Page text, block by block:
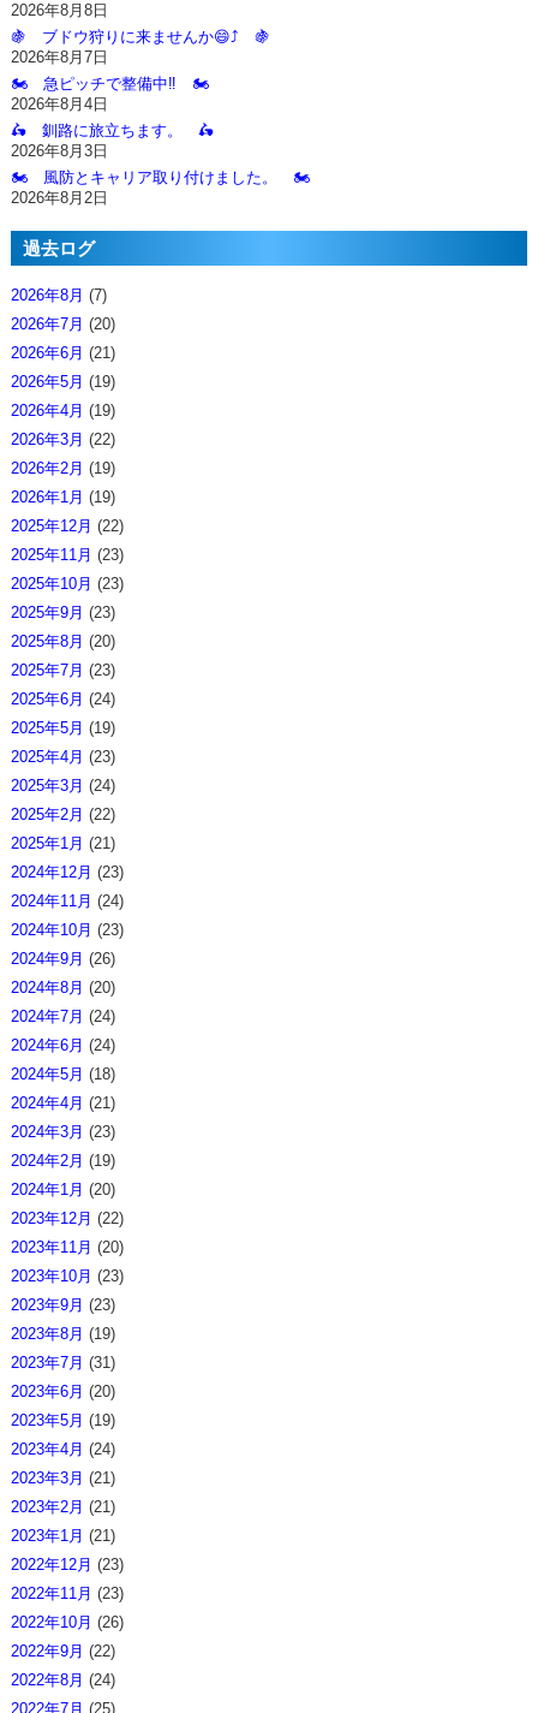
2026年8月8日
🍇 ブドウ狩りに来ませんか😄⤴️ 🍇
2026年8月7日
🏍️ 急ピッチで整備中‼️ 🏍️
2026年8月4日
🛵 釧路に旅立ちます。 🛵
2026年8月3日
🏍️ 風防とキャリア取り付けました。 🏍️
2026年8月2日
過去ログ
2026年8月 (7)
2026年7月 (20)
2026年6月 (21)
2026年5月 (19)
2026年4月 (19)
2026年3月 (22)
2026年2月 (19)
2026年1月 (19)
2025年12月 (22)
2025年11月 (23)
2025年10月 (23)
2025年9月 (23)
2025年8月 (20)
2025年7月 (23)
2025年6月 (24)
2025年5月 (19)
2025年4月 (23)
2025年3月 (24)
2025年2月 (22)
2025年1月 (21)
2024年12月 (23)
2024年11月 (24)
2024年10月 (23)
2024年9月 (26)
2024年8月 (20)
2024年7月 (24)
2024年6月 (24)
2024年5月 (18)
2024年4月 (21)
2024年3月 (23)
2024年2月 (19)
2024年1月 (20)
2023年12月 (22)
2023年11月 (20)
2023年10月 (23)
2023年9月 (23)
2023年8月 (19)
2023年7月 (31)
2023年6月 (20)
2023年5月 (19)
2023年4月 (24)
2023年3月 (21)
2023年2月 (21)
2023年1月 (21)
2022年12月 (23)
2022年11月 (23)
2022年10月 (26)
2022年9月 (22)
2022年8月 (24)
2022年7月 (25)